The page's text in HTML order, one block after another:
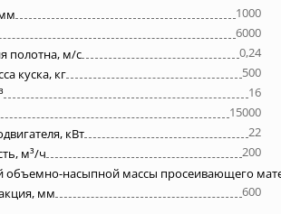
1000
6000
полотна, м/с
0,24
куска, кг
500
16
15000
кВт
22
м³/ч
200
объемно-насыпной массы просеивающего
мм
600